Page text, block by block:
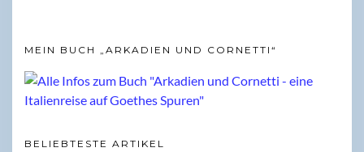
MEIN BUCH „ARKADIEN UND CORNETTI“
BELIEBTESTE ARTIKEL